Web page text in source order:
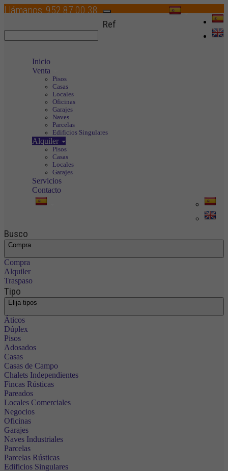
Llámanos:952 87 00 38
Toggle
navigation
Inicio
Venta
Pisos
Casas
Locales
Oficinas
Garajes
Naves
Parcelas
Edificios Singulares
Alquiler
Pisos
Casas
Locales
Garajes
Servicios
Contacto
Ref
Busco
Compra
Compra
Alquiler
Traspaso
Tipo
Elija tipos
Áticos
Dúplex
Pisos
Adosados
Casas
Casas de Campo
Chalets Independientes
Fincas Rústicas
Pareados
Locales Comerciales
Negocios
Oficinas
Garajes
Naves Industriales
Parcelas
Parcelas Rústicas
Edificios Singulares